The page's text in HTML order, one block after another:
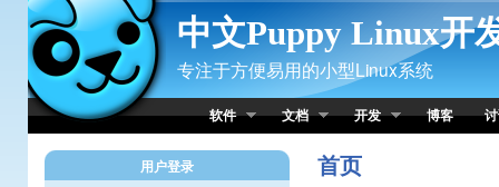
Skip to Content
中文Puppy Linux开
专注于方便易用的小型Linux系统
软件 文档 开发 博客
首页
用户登录